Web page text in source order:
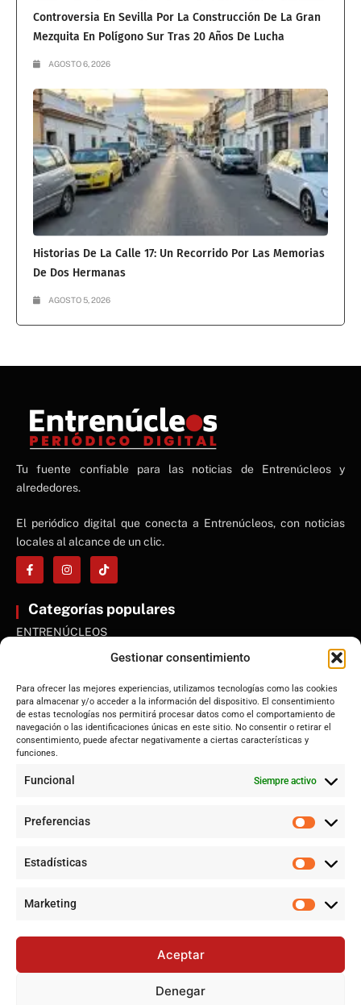
Gestionar consentimiento
Para ofrecer las mejores experiencias, utilizamos tecnologías como las cookies
para almacenar y/o acceder a la información del dispositivo. El consentimiento
de estas tecnologías nos permitirá procesar datos como el comportamiento de
navegación o las identificaciones únicas en este sitio. No consentir o retirar el
consentimiento, puede afectar negativamente a ciertas características y
funciones.
Funcional Siempre activo
Preferencias
Estadísticas
Marketing
Aceptar
Denegar
Controversia En Sevilla Por La Construcción De La Gran
Mezquita En Polígono Sur Tras 20 Años De Lucha
AGOSTO 6, 2026
Historias De La Calle 17: Un Recorrido Por Las Memorias
De Dos Hermanas
AGOSTO 5, 2026
NE
NEWS ELEMENTOR
Tu fuente confiable para las noticias de Entrenúcleos y
alrededores.
El periódico digital que conecta a Entrenúcleos, con noticias
locales al alcance de un clic.
Categorías populares
ENTRENÚCLEOS
Andalucía
Internacional
Tecnología
Sociedad
Alerta por Virus del Nilo Occidental en Dos Hermanas y Sevilla:
Cataluña lidera el superávit en financiación autonómica en